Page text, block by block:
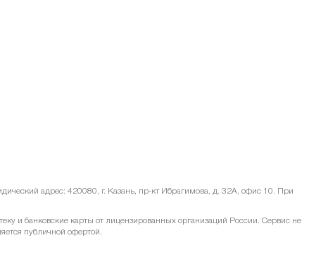
адрес: 420080, г. Казань, пр-кт Ибрагимова, д. 32А, офис 10. При
и банковские карты от лицензированных организаций России. Сервис не
публичной офертой.